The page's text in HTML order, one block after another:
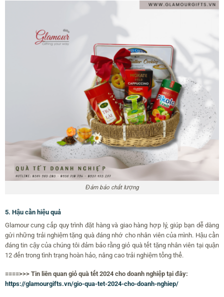
Đảm bảo chất lượng
5. Hậu cần hiệu quả
Glamour cung cấp quy trình đặt hàng và giao hàng hợp lý, giúp bạn dễ dàng
gửi những trải nghiệm tặng quà đáng nhớ cho nhân viên của mình. Hậu cần
đáng tin cậy của chúng tôi đảm bảo rằng giỏ quà tết tặng nhân viên tại quận
12 đến trong tình trạng hoàn hảo, nâng cao trải nghiệm tổng thể.
====>>> Tin liên quan giỏ quà tết 2024 cho doanh nghiệp tại đây:
https://glamourgifts.vn/gio-qua-tet-2024-cho-doanh-nghiep/